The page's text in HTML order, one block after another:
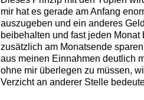
mir hat es gerade am Anfang
auszugeben und ein anderes
beibehalten und fast jeden
zusätzlich am Monatsende
aus meinen Einnahmen deutlich
ohne mir überlegen zu müssen,
Verzicht an anderer Stelle